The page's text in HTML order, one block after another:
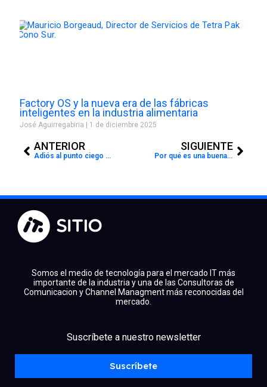
Factory OS y la nueva era de las fábricas
inteligentes en la industria alimentaria
José Aguirregabiria 1 de diciembre 2025
Prev
ANTERIOR
Adiós al punto ciego creado por el tráfico SSL
SIGUIENTE
Por qué es una buena estrategia de marketing utilizar videos
Somos el medio de tecnología para el mercado IT más
importante de la industria y una de las Consultoras de
Comunicacion y Channel Managment más reconocidas del
mercado.
Suscríbete a nuestro newsletter
Suscríbete
linkedinyoutubeinstagram
spotify